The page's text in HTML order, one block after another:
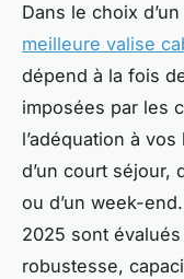
Dans le choix
meilleure valise
dépend à la fois
imposées par les
l’adéquation à
d’un court séjour,
ou d’un week-
2025 sont
robustesse,